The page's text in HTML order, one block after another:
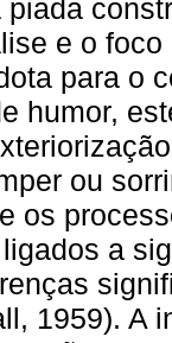
e o
para o
humor,
ou
os
a
1959). A